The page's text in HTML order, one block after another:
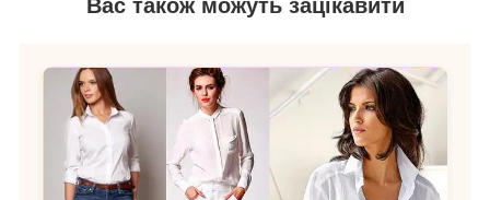
Вас також можуть зацікавити